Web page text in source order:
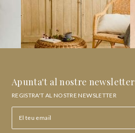
Apunta't al nostre newsletter
REGISTRA'T AL NOSTRE NEWSLETTER